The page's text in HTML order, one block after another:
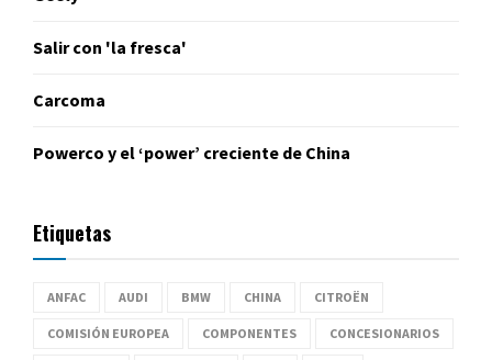
Salir con 'la fresca'
Carcoma
Powerco y el ‘power’ creciente de China
Etiquetas
ANFAC AUDI BMW CHINA CITROËN
COMISIÓN EUROPEA COMPONENTES CONCESIONARIOS